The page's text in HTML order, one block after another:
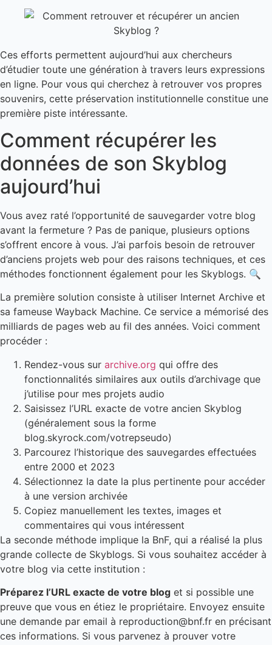
Ces efforts permettent aujourd’hui aux chercheurs
d’étudier toute une génération à travers leurs expressions
en ligne. Pour vous qui cherchez à retrouver vos propres
souvenirs, cette préservation institutionnelle constitue une
première piste intéressante.
Comment récupérer les
données de son Skyblog
aujourd’hui
Vous avez raté l’opportunité de sauvegarder votre blog
avant la fermeture ? Pas de panique, plusieurs options
s’offrent encore à vous. J’ai parfois besoin de retrouver
d’anciens projets web pour des raisons techniques, et ces
méthodes fonctionnent également pour les Skyblogs. 🔍
La première solution consiste à utiliser Internet Archive et
sa fameuse Wayback Machine. Ce service a mémorisé des
milliards de pages web au fil des années. Voici comment
procéder :
Rendez-vous sur archive.org qui offre des
fonctionnalités similaires aux outils d’archivage que
j’utilise pour mes projets audio
Saisissez l’URL exacte de votre ancien Skyblog
(généralement sous la forme
blog.skyrock.com/votrepseudo)
Parcourez l’historique des sauvegardes effectuées
entre 2000 et 2023
Sélectionnez la date la plus pertinente pour accéder
à une version archivée
Copiez manuellement les textes, images et
commentaires qui vous intéressent
La seconde méthode implique la BnF, qui a réalisé la plus
grande collecte de Skyblogs. Si vous souhaitez accéder à
votre blog via cette institution :
Préparez l’URL exacte de votre blog et si possible une
preuve que vous en étiez le propriétaire. Envoyez ensuite
une demande par email à reproduction@bnf.fr en précisant
ces informations. Si vous parvenez à prouver votre